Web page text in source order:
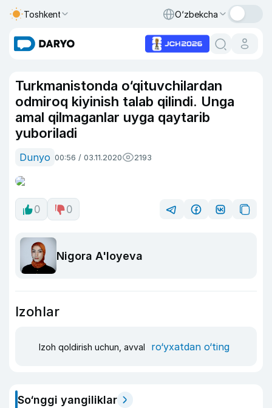
Toshkent O‘zbekcha
Turkmanistonda o‘qituvchilardan
odmiroq kiyinish talab qilindi. Unga
amal qilmaganlar uyga qaytarib
yuboriladi
Dunyo 00:56 / 03.11.2020 2193
0 0
Nigora A'loyeva
Izohlar
Izoh qoldirish uchun, avval ro‘yxatdan o‘ting
So‘nggi yangiliklar